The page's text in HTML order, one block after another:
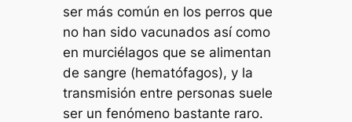
ser más común en los perros que
no han sido vacunados así como
en murciélagos que se alimentan
de sangre (hematófagos), y la
transmisión entre personas suele
ser un fenómeno bastante raro.